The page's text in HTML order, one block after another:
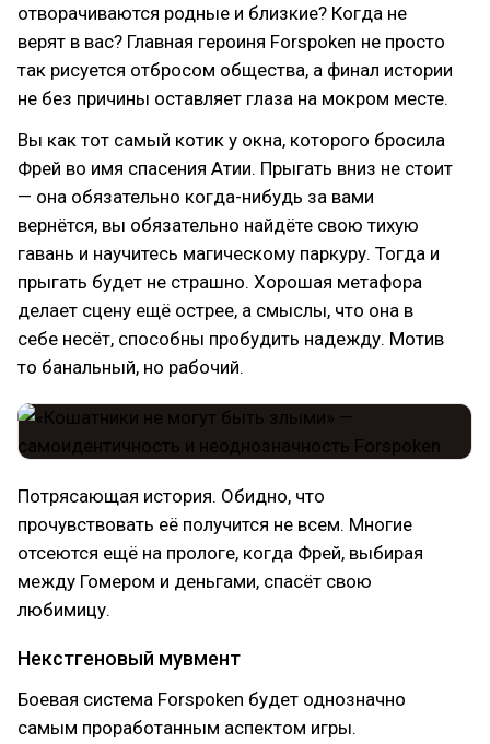
отворачиваются родные и близкие? Когда не
верят в вас? Главная героиня Forspoken не просто
так рисуется отбросом общества, а финал истории
не без причины оставляет глаза на мокром месте.
Вы как тот самый котик у окна, которого бросила
Фрей во имя спасения Атии. Прыгать вниз не стоит
— она обязательно когда-нибудь за вами
вернётся, вы обязательно найдёте свою тихую
гавань и научитесь магическому паркуру. Тогда и
прыгать будет не страшно. Хорошая метафора
делает сцену ещё острее, а смыслы, что она в
себе несёт, способны пробудить надежду. Мотив
то банальный, но рабочий.
Потрясающая история. Обидно, что
прочувствовать её получится не всем. Многие
отсеются ещё на прологе, когда Фрей, выбирая
между Гомером и деньгами, спасёт свою
любимицу.
Некстгеновый мувмент
Боевая система Forspoken будет однозначно
самым проработанным аспектом игры.